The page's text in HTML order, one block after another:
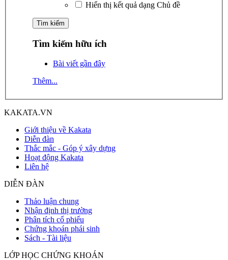
Hiển thị kết quả dạng Chủ đề
Tìm kiếm hữu ích
Bài viết gần đây
Thêm...
KAKATA.VN
Giới thiệu về Kakata
Diễn đàn
Thắc mắc - Góp ý xây dựng
Hoạt động Kakata
Liên hệ
DIỄN ĐÀN
Thảo luận chung
Nhận định thị trường
Phân tích cổ phiếu
Chứng khoán phái sinh
Sách - Tài liệu
LỚP HỌC CHỨNG KHOÁN